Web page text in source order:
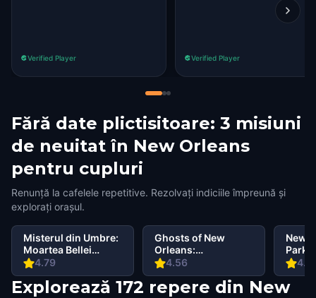
Verified Player Verified Player
Fără date plictisitoare: 3 misiuni
de neuitat în New Orleans
pentru cupluri
Renunță la cafelele repetitive. Rezolvați indiciile împreună și
explorați orașul.
4.79
Misterul din Umbre:
Moartea Bellei
Wanderlust în New
Orleans
4.56
Ghosts of New
Orleans:
Underworld
New
Park
Explorează 172 repere din New